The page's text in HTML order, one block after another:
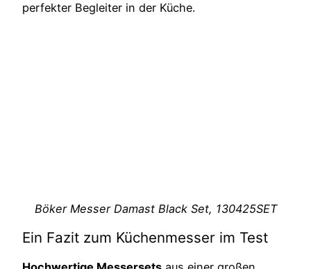
perfekter Begleiter in der Küche.
Böker Messer Damast Black Set, 130425SET
Ein Fazit zum Küchenmesser im Test